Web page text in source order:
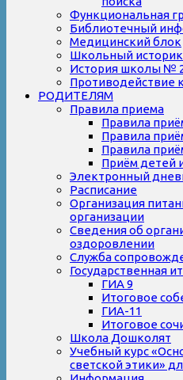
Функциональная
Библиотечный
Медицинский блок
Школьный
История школы №
Противодействие
РОДИТЕЛЯМ
Правила приема
Правила
Правила
Правила
Приём детей
Электронный
Расписание
Организация
организации
Сведения об
оздоровлении
Служба
Государственная
ГИА 9
Итоговое
ГИА-11
Итоговое
Школа Дошколят
Учебный курс
светской этики»